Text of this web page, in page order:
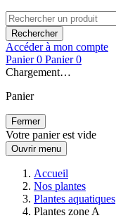
Rechercher
Accéder à mon compte
Panier 0 Panier 0
Chargement…
Panier
Fermer
Votre panier est vide
Ouvrir menu
Accueil
Nos plantes
Plantes aquatiques
Plantes zone A